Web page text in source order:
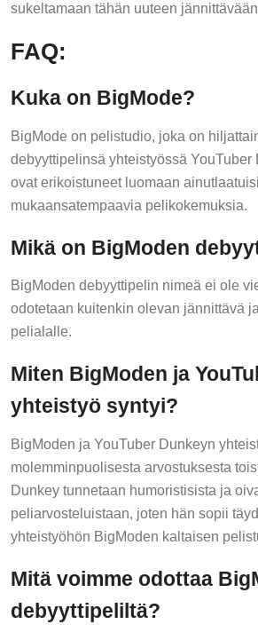
sukeltamaan tähän uuteen
FAQ:
Kuka on BigMode?
BigMode on pelistudio, joka on
debyyttipelinsä yhteistyössä YouTuber
ovat erikoistuneet luomaan
mukaansatempaavia pelikokemuksia.
Mikä on BigModen
BigModen debyyttipelin nimeä ei ole
odotetaan kuitenkin olevan jännittävä
pelialalle.
Miten BigModen ja
yhteistyö syntyi?
BigModen ja YouTuber Dunkeyn
molemminpuolisesta arvostuksesta
Dunkey tunnetaan humoristisista ja
peliarvosteluistaan, joten hän sopii
yhteistyöhön BigModen kaltaisen
Mitä voimme odottaa
debyyttipeliltä?